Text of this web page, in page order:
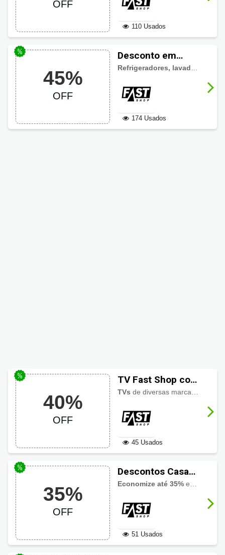
OFF
110 Usados
45%
OFF
Desconto em
Eletrodomésticos
OFF
174 Usados
40%
OFF
TV Fast Shop com
os melhores
OFF
TVs de diversas marcas com
45 Usados
35%
OFF
Descontos Casa
Completa Fast
OFF
Economize até 35% em diversos produtos para casa na
51 Usados